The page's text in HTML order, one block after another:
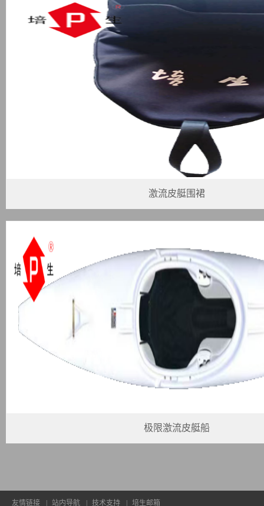
激流皮艇围裙
极限激流皮艇船
友情链接 | 站内导航 | 技术支持 | 培生邮箱